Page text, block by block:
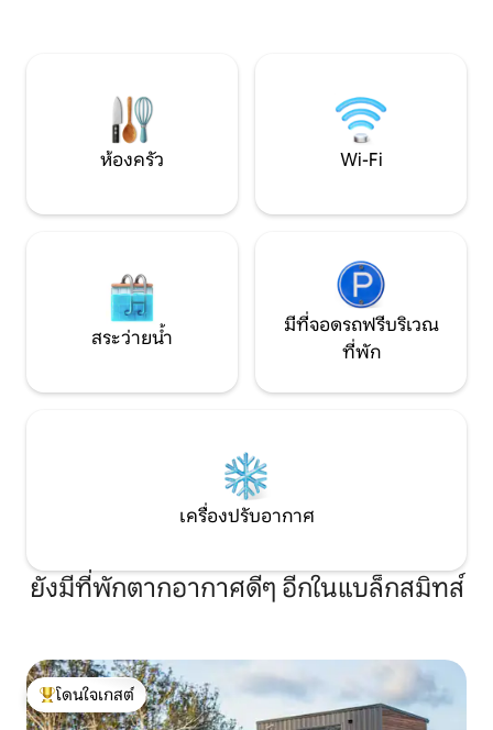
ขึ้นหรือพระอาทิตย์ตก
เดินชมทิวทัศน์ที่ย
และป่าไม้
ห้องครัว Wi-Fi
สระว่ายน้ำ
มีที่จอดรถฟรีบริเวณ
ที่พัก
เครื่องปรับอากาศ
ยังมีที่พักตากอากาศดีๆ อีกในแบล็กสมิทส์
โดนใจเกสต์ที่สุด
โดนใจเกสต์